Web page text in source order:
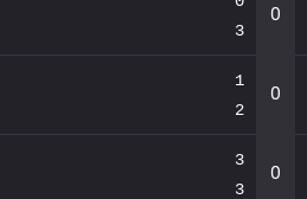
3
0
1
2
0
3
3
0